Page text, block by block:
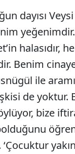
dayısı
halasıdır,
Benim
ile
de yoktur.
bize